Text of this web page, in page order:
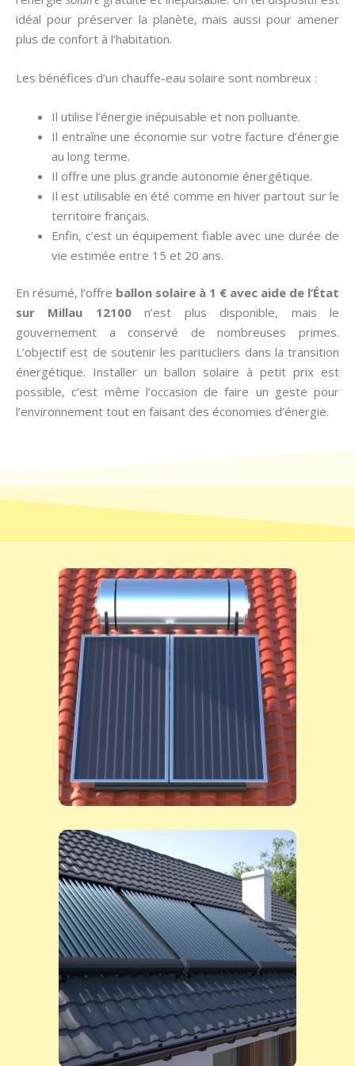
idéal pour préserver la planète, mais aussi pour amener
plus de confort à l’habitation.
Les bénéfices d’un chauffe-eau solaire sont nombreux :
Il utilise l’énergie inépuisable et non polluante.
Il entraîne une économie sur votre facture d’énergie
au long terme.
Il offre une plus grande autonomie énergétique.
Il est utilisable en été comme en hiver partout sur le
territoire français.
Enfin, c’est un équipement fiable avec une durée de
vie estimée entre 15 et 20 ans.
En résumé, l’offre ballon solaire à 1 € avec aide de l’État
sur Millau 12100n’est plus disponible, mais le
gouvernement a conservé de nombreuses primes.
L’objectif est de soutenir les paritucliers dans la transition
énergétique. Installer un ballon solaire à petit prix est
possible, c’est même l’occasion de faire un geste pour
l’environnement tout en faisant des économies d’énergie.